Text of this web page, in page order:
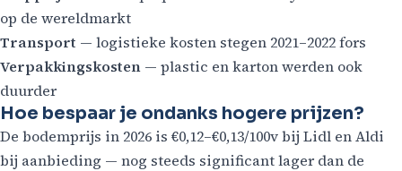
op de wereldmarkt
Transport — logistieke kosten stegen 2021–2022 fors
Verpakkingskosten — plastic en karton werden ook
duurder
Hoe bespaar je ondanks hogere prijzen?
De bodemprijs in 2026 is €0,12–€0,13/100v bij Lidl en Aldi
bij aanbieding — nog steeds significant lager dan de